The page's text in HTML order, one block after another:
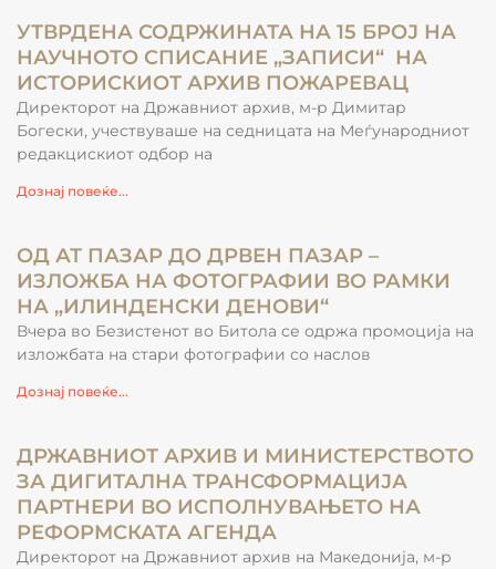
УТВРДЕНА СОДРЖИНАТА НА 15 БРОЈ НА
НАУЧНОТО СПИСАНИЕ „ЗАПИСИ“ НА
ИСТОРИСКИОТ АРХИВ ПОЖАРЕВАЦ
Директорот на Државниот архив, м-р Димитар
Богески, учествуваше на седницата на Меѓународниот
редакцискиот одбор на
Дознај повеќе...
ОД АТ ПАЗАР ДО ДРВЕН ПАЗАР –
ИЗЛОЖБА НА ФОТОГРАФИИ ВО РАМКИ
НА „ИЛИНДЕНСКИ ДЕНОВИ“
Вчера во Безистенот во Битола се одржа промоција на
изложбата на стари фотографии со наслов
Дознај повеќе...
ДРЖАВНИОТ АРХИВ И МИНИСТЕРСТВОТО
ЗА ДИГИТАЛНА ТРАНСФОРМАЦИЈА
ПАРТНЕРИ ВО ИСПОЛНУВАЊЕТО НА
РЕФОРМСКАТА АГЕНДА
Директорот на Државниот архив на Македонија, м-р